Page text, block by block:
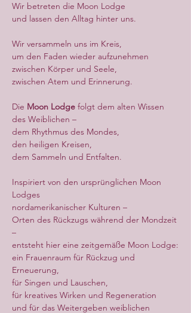
Wir betreten die Moon Lodge
und lassen den Alltag hinter uns.
Wir versammeln uns im Kreis,
um den Faden wieder aufzunehmen
zwischen Körper und Seele,
zwischen Atem und Erinnerung.
Die Moon Lodge folgt dem alten Wissen
des Weiblichen –
dem Rhythmus des Mondes,
den heiligen Kreisen,
dem Sammeln und Entfalten.
Inspiriert von den ursprünglichen Moon
Lodges
nordamerikanischer Kulturen –
Orten des Rückzugs während der Mondzeit
–
entsteht hier eine zeitgemäße Moon Lodge:
ein Frauenraum für Rückzug und
Erneuerung,
für Singen und Lauschen,
für kreatives Wirken und Regeneration
und für das Weitergeben weiblichen